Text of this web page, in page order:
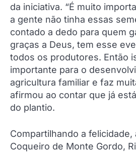
da iniciativa. “É muito
a gente não tinha essas
contado a dedo para quem
graças a Deus, tem esse
todos os produtores. Então
importante para o
agricultura familiar e faz
afirmou ao contar que já
do plantio.
Compartilhando a
Coqueiro de Monte Gordo,